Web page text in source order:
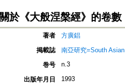
關於《大般涅槃經》的卷數
著者
方廣錩
掲載誌
南亞研究=South
巻号
n.3
出版年月日 1993